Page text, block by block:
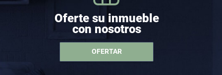
Oferte su inmueble
con nosotros
OFERTAR